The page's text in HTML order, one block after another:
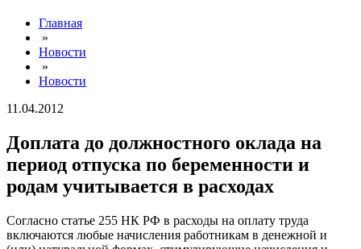
Главная
»
Новости
»
Новости
11.04.2012
Доплата до должностного оклада на
период отпуска по беременности и
родам учитывается в расходах
Согласно статье 255 НК РФ в расходы на оплату труда
включаются любые начисления работникам в денежной и